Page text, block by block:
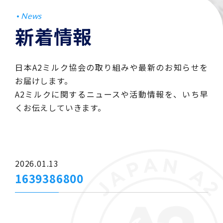
News
新着情報
日本A2ミルク協会の取り組みや最新のお知らせを
お届けします。
A2ミルクに関するニュースや活動情報を、いち早
くお伝えしていきます。
2026.01.13
1639386800